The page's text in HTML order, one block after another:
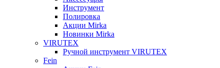
Инструмент
Полировка
Акции Mirka
Новинки Mirka
VIRUTEX
Ручной инструмент VIRUTEX
Fein